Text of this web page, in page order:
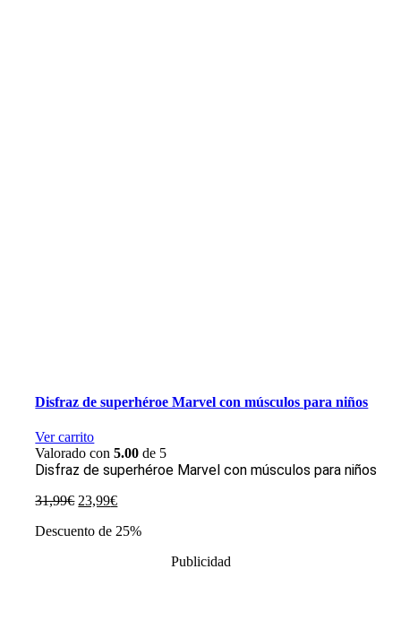
Disfraz de superhéroe Marvel con músculos para niños
Ver carrito
Valorado con5.00 de 5
Disfraz de superhéroe Marvel con músculos para niños
31,99€ El
original
23,99€El
actual
Descuento de 25%
Publicidad